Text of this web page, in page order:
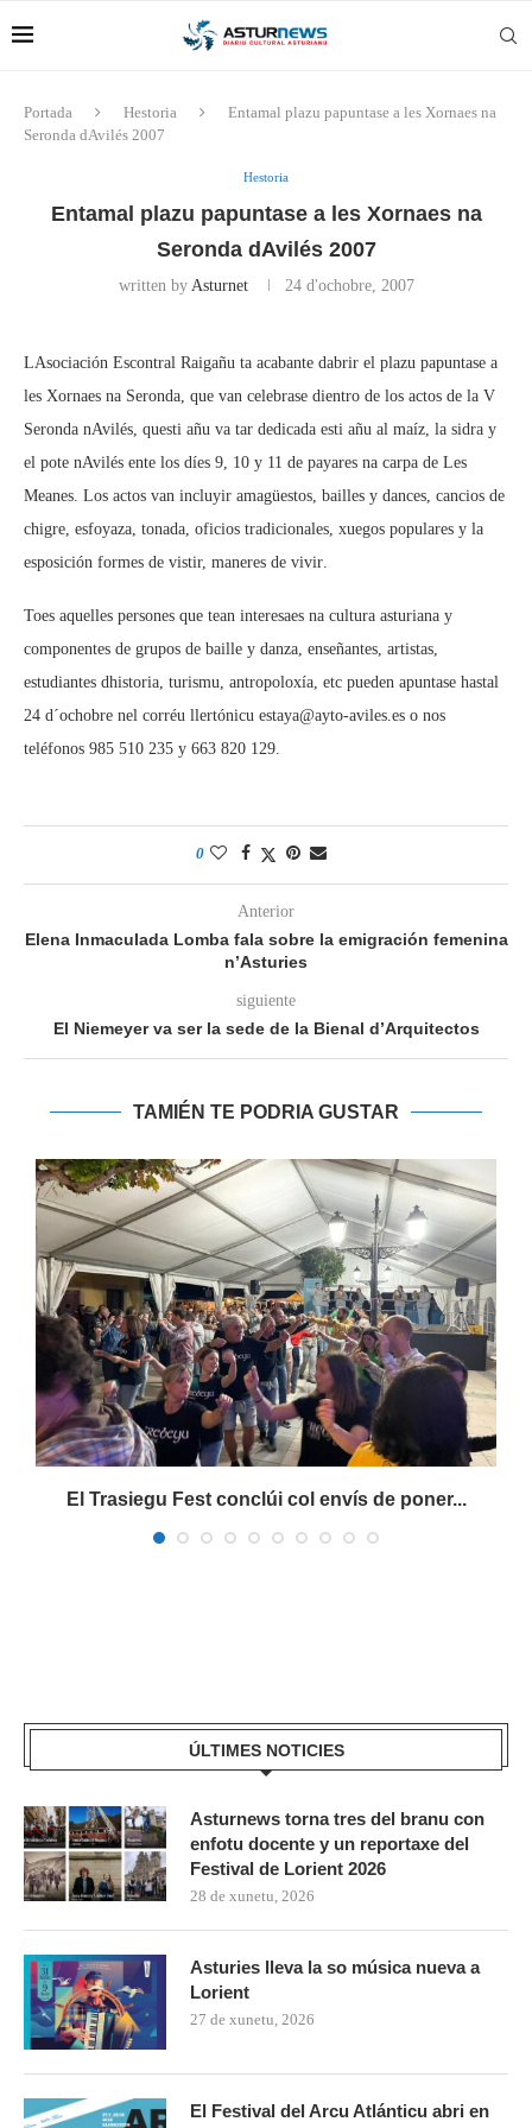
Portada Hestoria
Entamal plazu papuntase a les Xornaes na
Seronda dAvilés 2007
Hestoria
Entamal plazu papuntase a les Xornaes na
Seronda dAvilés 2007
written by Asturnet 24 d'ochobre, 2007
LAsociación Escontral Raigañu ta acabante dabrir el plazu papuntase a
les Xornaes na Seronda, que van celebrase dientro de los actos de la V
Seronda nAvilés, questi añu va tar dedicada esti añu al maíz, la sidra y
el pote nAvilés ente los díes 9, 10 y 11 de payares na carpa de Les
Meanes. Los actos van incluyir amagüestos, bailles y dances, cancios de
chigre, esfoyaza, tonada, oficios tradicionales, xuegos populares y la
esposición formes de vistir, maneres de vivir.
Toes aquelles persones que tean interesaes na cultura asturiana y
componentes de grupos de baille y danza, enseñantes, artistas,
estudiantes dhistoria, turismu, antropoloxía, etc pueden apuntase hastal
24 d´ochobre nel corréu llertónicu estaya@ayto-aviles.es o nos
teléfonos 985 510 235 y 663 820 129.
0
Anterior
Elena Inmaculada Lomba fala sobre la emigración femenina
n’Asturies
siguiente
El Niemeyer va ser la sede de la Bienal d’Arquitectos
TAMIÉN TE PODRIA GUSTAR
El Trasiegu Fest conclúi col envís de poner...
ÚLTIMES NOTICIES
Asturnews torna tres del branu con
enfotu docente y un reportaxe del
Festival de Lorient 2026
28 de xunetu, 2026
Asturies lleva la so música nueva a
Lorient
27 de xunetu, 2026
El Festival del Arcu Atlánticu abri en